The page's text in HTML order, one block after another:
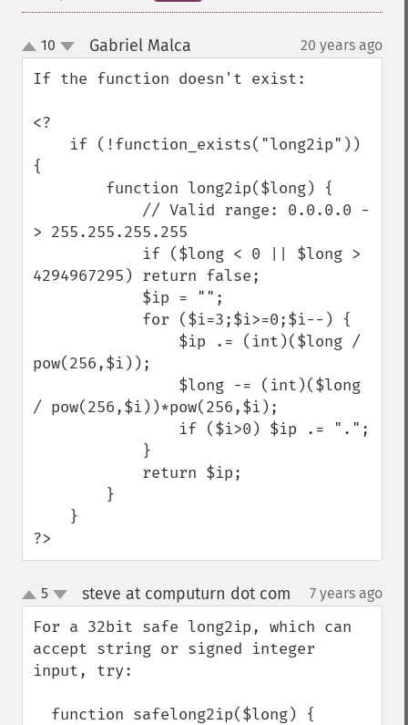
up
down
10 Gabriel Malca 20 years ago
If the function doesn't exist:
<?
{
> 255.255.255.255
4294967295) return false;
pow(256,$i));
/ pow(256,$i))*pow(256,$i);
?>
up
down
5 steve at computurn dot com 7 years ago
For a 32bit safe long2ip, which can
accept string or signed integer
input, try: